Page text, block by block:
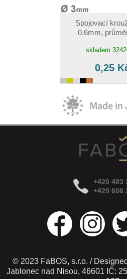
Spojovací
0.6mm,
skladem
0,25
+420 483
+420 606
© 2023 FaBOS, s.r.o. /
Jablonec nad Nisou, 46601 IČ: